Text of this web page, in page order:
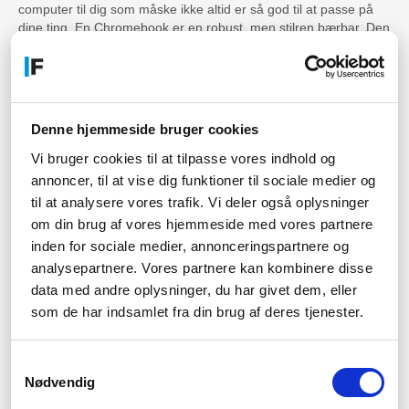
Denne hjemmeside bruger cookies
Vi bruger cookies til at tilpasse vores indhold og
annoncer, til at vise dig funktioner til sociale medier og
til at analysere vores trafik. Vi deler også oplysninger
om din brug af vores hjemmeside med vores partnere
inden for sociale medier, annonceringspartnere og
analysepartnere. Vores partnere kan kombinere disse
data med andre oplysninger, du har givet dem, eller
som de har indsamlet fra din brug af deres tjenester.
Nødvendig
computer til dig som måske ikke altid er så god til at passe på
dine ting. En Chromebook er en robust, men stilren bærbar. Den
har 16 Gb Ram, og har altså mere plads til spil en Galaxy book.
Chromebook'en er den billigste model, og fås helt ned til 2.700
kr. De bliver derfor også ofte anvendt af studerende.
Der er ingen tvivl om, at begge bærbar computer er gode, så du
kan frit vælge.
Samsung Galaxy Buds
MedSamsung Galaxy Buds får du earpods til billige penge. De
fås i flere forskellige farver, og har en helt fantastisk lyd.
Samsung Galaxy Buds kører på bluetooth, har aktiv støjfjernelse
Har du nogle spørgsmål til